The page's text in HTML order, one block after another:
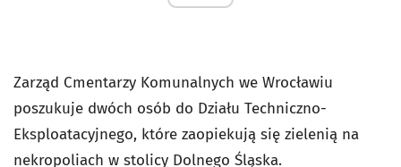
Zarząd Cmentarzy Komunalnych we Wrocławiu
poszukuje dwóch osób do Działu Techniczno-
Eksploatacyjnego, które zaopiekują się zielenią na
nekropoliach w stolicy Dolnego Śląska.